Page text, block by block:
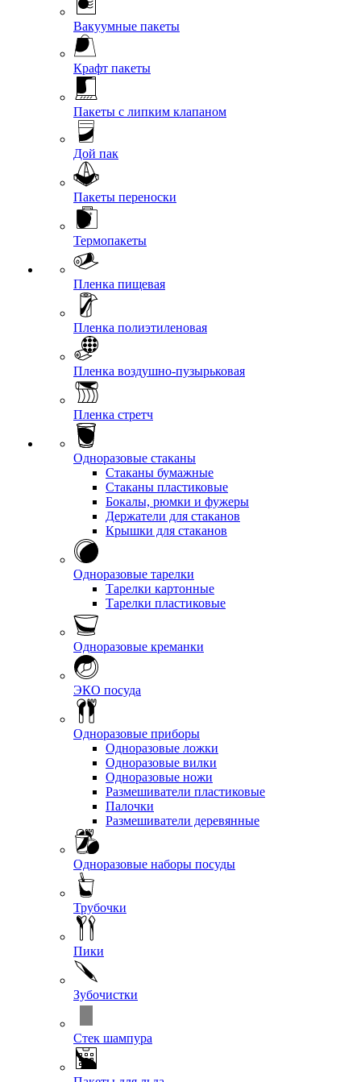
Вакуумные пакеты
Крафт пакеты
Пакеты с липким клапаном
Дой пак
Пакеты переноски
Термопакеты
Пленка пищевая
Пленка полиэтиленовая
Пленка воздушно-пузырьковая
Пленка стретч
Одноразовые стаканы
Стаканы бумажные
Стаканы пластиковые
Бокалы, рюмки и фужеры
Держатели для стаканов
Крышки для стаканов
Одноразовые тарелки
Тарелки картонные
Тарелки пластиковые
Одноразовые креманки
ЭКО посуда
Одноразовые приборы
Одноразовые ложки
Одноразовые вилки
Одноразовые ножи
Размешиватели пластиковые
Палочки
Размешиватели деревянные
Одноразовые наборы посуды
Трубочки
Пики
Зубочистки
Стек шампура